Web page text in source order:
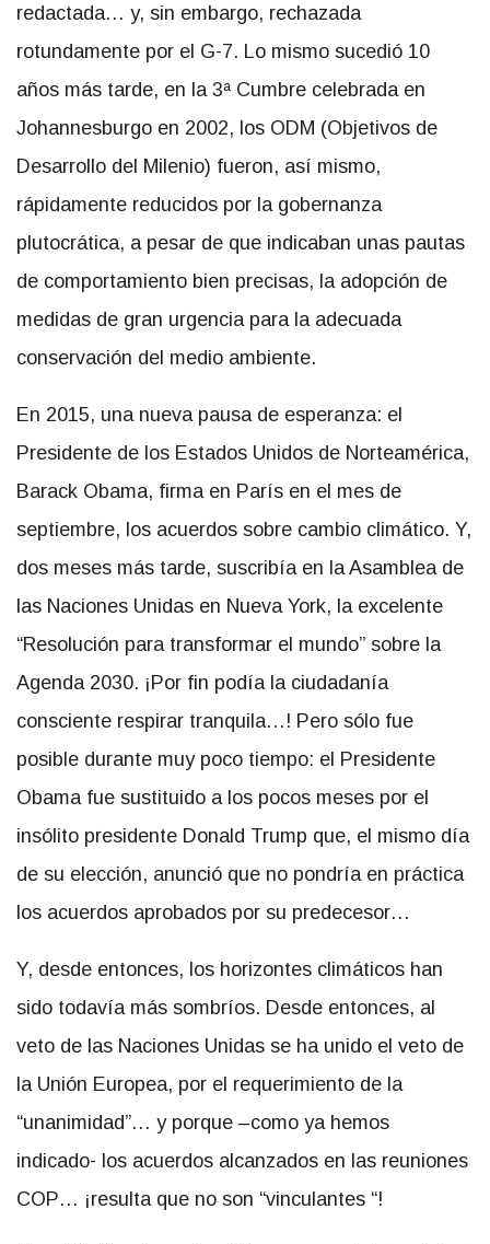
redactada… y, sin embargo, rechazada
rotundamente por el G-7. Lo mismo sucedió 10
años más tarde, en la 3ª Cumbre celebrada en
Johannesburgo en 2002, los ODM (Objetivos de
Desarrollo del Milenio) fueron, así mismo,
rápidamente reducidos por la gobernanza
plutocrática, a pesar de que indicaban unas pautas
de comportamiento bien precisas, la adopción de
medidas de gran urgencia para la adecuada
conservación del medio ambiente.
En 2015, una nueva pausa de esperanza: el
Presidente de los Estados Unidos de Norteamérica,
Barack Obama, firma en París en el mes de
septiembre, los acuerdos sobre cambio climático. Y,
dos meses más tarde, suscribía en la Asamblea de
las Naciones Unidas en Nueva York, la excelente
“Resolución para transformar el mundo” sobre la
Agenda 2030. ¡Por fin podía la ciudadanía
consciente respirar tranquila…! Pero sólo fue
posible durante muy poco tiempo: el Presidente
Obama fue sustituido a los pocos meses por el
insólito presidente Donald Trump que, el mismo día
de su elección, anunció que no pondría en práctica
los acuerdos aprobados por su predecesor…
Y, desde entonces, los horizontes climáticos han
sido todavía más sombríos. Desde entonces, al
veto de las Naciones Unidas se ha unido el veto de
la Unión Europea, por el requerimiento de la
“unanimidad”… y porque –como ya hemos
indicado- los acuerdos alcanzados en las reuniones
COP… ¡resulta que no son “vinculantes “!